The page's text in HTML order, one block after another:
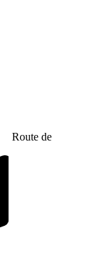
Route de